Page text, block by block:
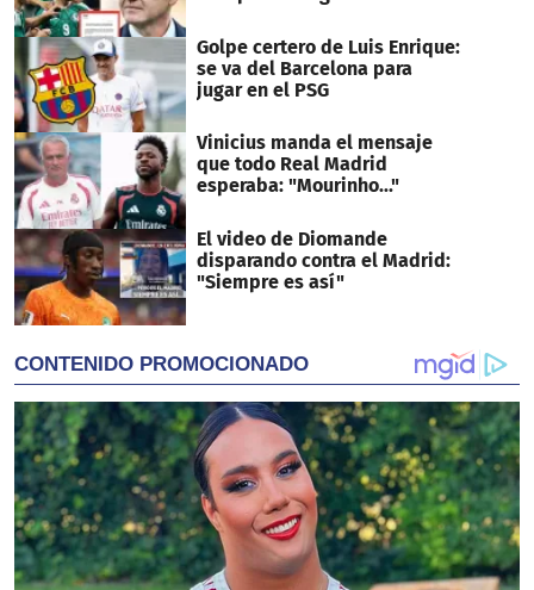
Golpe certero de Luis Enrique:
se va del Barcelona para
jugar en el PSG
Vinicius manda el mensaje
que todo Real Madrid
esperaba: "Mourinho..."
El video de Diomande
disparando contra el Madrid:
"Siempre es así"